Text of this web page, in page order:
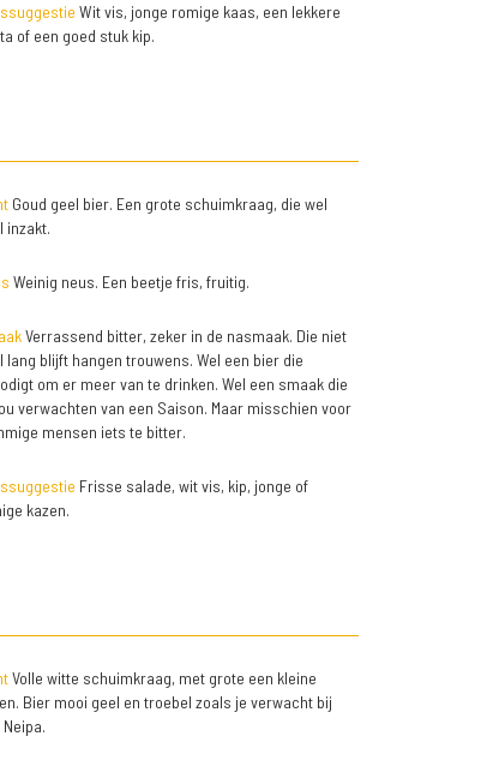
Wit vis, jonge romige kaas, een lekkere
of een goed stuk kip.
Goud geel bier. Een grote schuimkraag, die wel
inzakt.
Weinig neus. Een beetje fris, fruitig.
Verrassend bitter, zeker in de nasmaak. Die niet
lang blijft hangen trouwens. Wel een bier die
om er meer van te drinken. Wel een smaak die
verwachten van een Saison. Maar misschien voor
mensen iets te bitter.
Frisse salade, wit vis, kip, jonge of
kazen.
Volle witte schuimkraag, met grote een kleine
Bier mooi geel en troebel zoals je verwacht bij